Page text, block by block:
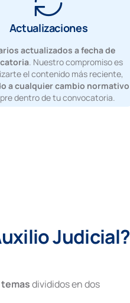
Actualizaciones
actualizados a fecha de
. Nuestro compromiso es
el contenido más reciente,
a cualquier cambio normativo
dentro de tu convocatoria.
Judicial?
divididos en dos